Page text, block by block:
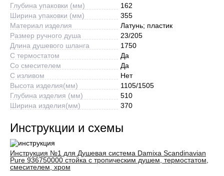
Глубина упаковки (мм)
162
Ширина упаковки (мм)
355
Материал изделия
Латунь; пластик
Размер ручного душа
23/205
Длина душевого шланга
1750
С термостатом
Да
Со смесителем
Да
С изливом
Нет
Высота изделия(мм)
1105/1505
Глубина изделия (мм)
510
Ширина изделия(мм)
370
Инструкции и схемы
Инструкция №1 для Душевая система Damixa Scandinavian
Pure 936750000 стойка с тропическим душем, термостатом,
смесителем, хром